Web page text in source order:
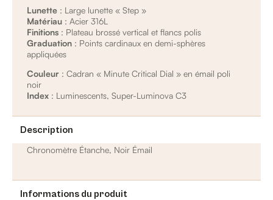
Lunette : Large lunette « Step »
Matériau : Acier 316L
Finitions : Plateau brossé vertical et flancs polis
Graduation : Points cardinaux en demi-sphères
appliquées
Couleur : Cadran « Minute Critical Dial » en émail poli
noir
Index : Luminescents, Super-Luminova C3
Description
Chronomètre Étanche, Noir Émail
Informations du produit